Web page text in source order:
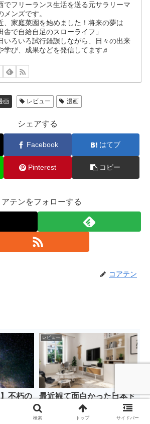
でフリーランス生活を送る元サラリーマ
メンズです。
、家庭菜園を始めました！将来の夢は
舎で自給自足のスローライフ」
いろいろ試行錯誤しながら、日々の出来
学び、成果などを発信してます♬
画 レビュー 漫画
シェアする
Facebook はてブ
Pinterest コピー
アテンをフォローする
コアテン
不朽の
え！』
リナサ
レビュー
最近観て面白かった日本ド
ラマ６（３選）【桜の季節
はドラマを観よう】
検索 トップ サイドバー